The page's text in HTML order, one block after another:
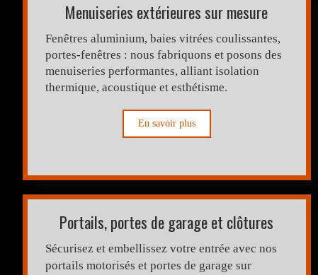
Menuiseries extérieures sur mesure
Fenêtres aluminium, baies vitrées coulissantes,
portes-fenêtres : nous fabriquons et posons des
menuiseries performantes, alliant isolation
thermique, acoustique et esthétisme.
En savoir plus
Portails, portes de garage et clôtures
Sécurisez et embellissez votre entrée avec nos
portails motorisés et portes de garage sur